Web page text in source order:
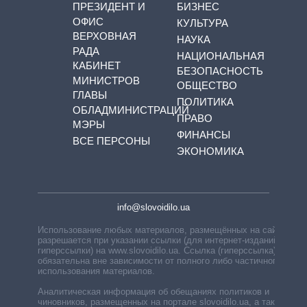
ПРЕЗИДЕНТ И
ОФИС
ВЕРХОВНАЯ
РАДА
КАБИНЕТ
МИНИСТРОВ
ГЛАВЫ
ОБЛАДМИНИСТРАЦИЙ
МЭРЫ
ВСЕ ПЕРСОНЫ
БИЗНЕС
КУЛЬТУРА
НАУКА
НАЦИОНАЛЬНАЯ
БЕЗОПАСНОСТЬ
ОБЩЕСТВО
ПОЛИТИКА
ПРАВО
ФИНАНСЫ
ЭКОНОМИКА
info@slovoidilo.ua
Использование любых материалов, размещённых на сайте,
разрешается при указании ссылки (для интернет-изданий —
гиперссылки) на www.slovoidilo.ua. Ссылка (гиперссылка)
обязательна вне зависимости от полного либо частичного
использования материалов.
Аналитическая информация об обещаниях политиков и
чиновников, размещенных на портале slovoidilo.ua, а также